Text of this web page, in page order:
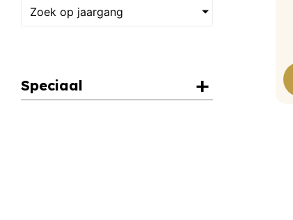
Zoek op jaargang
Speciaal